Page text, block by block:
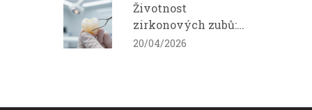
Životnost
zirkonových zubů:
Jak dlouho skutečně
20/04/2026